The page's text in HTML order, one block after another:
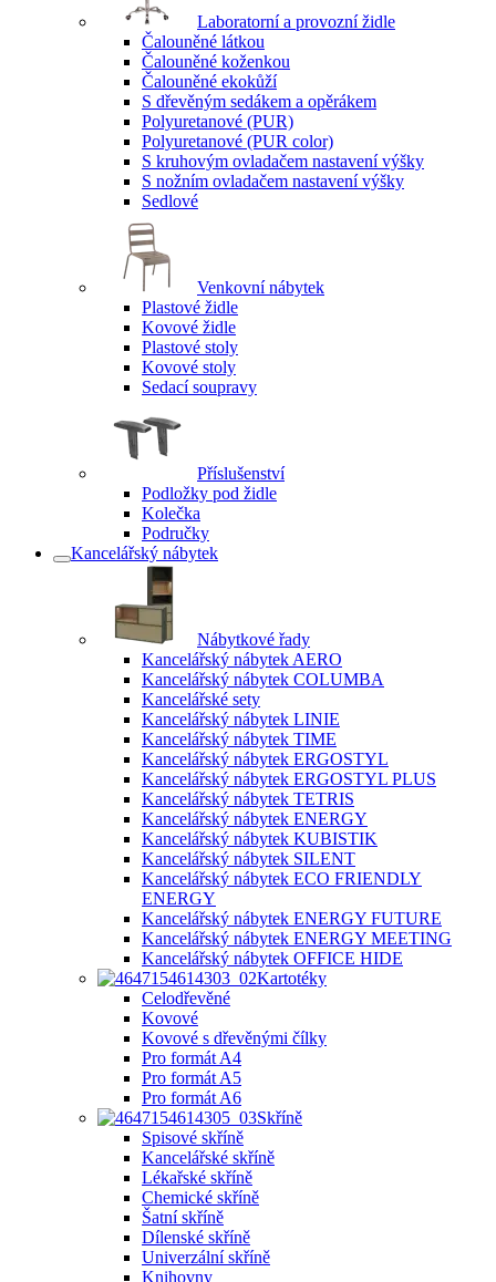
Laboratorní a provozní židle
Čalouněné látkou
Čalouněné koženkou
Čalouněné ekokůží
S dřevěným sedákem a opěrákem
Polyuretanové (PUR)
Polyuretanové (PUR color)
S kruhovým ovladačem nastavení výšky
S nožním ovladačem nastavení výšky
Sedlové
Venkovní nábytek
Plastové židle
Kovové židle
Plastové stoly
Kovové stoly
Sedací soupravy
Příslušenství
Podložky pod židle
Kolečka
Područky
Kancelářský nábytek
Nábytkové řady
Kancelářský nábytek AERO
Kancelářský nábytek COLUMBA
Kancelářské sety
Kancelářský nábytek LINIE
Kancelářský nábytek TIME
Kancelářský nábytek ERGOSTYL
Kancelářský nábytek ERGOSTYL PLUS
Kancelářský nábytek TETRIS
Kancelářský nábytek ENERGY
Kancelářský nábytek KUBISTIK
Kancelářský nábytek SILENT
Kancelářský nábytek ECO FRIENDLY
ENERGY
Kancelářský nábytek ENERGY FUTURE
Kancelářský nábytek ENERGY MEETING
Kancelářský nábytek OFFICE HIDE
Kartotéky
Celodřevěné
Kovové
Kovové s dřevěnými čílky
Pro formát A4
Pro formát A5
Pro formát A6
Skříně
Spisové skříně
Kancelářské skříně
Lékařské skříně
Chemické skříně
Šatní skříně
Dílenské skříně
Univerzální skříně
Knihovny